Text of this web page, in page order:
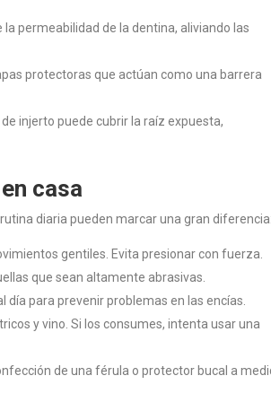
permeabilidad de la dentina, aliviando las
protectoras que actúan como una barrera
injerto puede cubrir la raíz expuesta,
casa
diaria pueden marcar una gran diferencia:
gentiles. Evita presionar con fuerza.
que sean altamente abrasivas.
día para prevenir problemas en las encías.
y vino. Si los consumes, intenta usar una
de una férula o protector bucal a